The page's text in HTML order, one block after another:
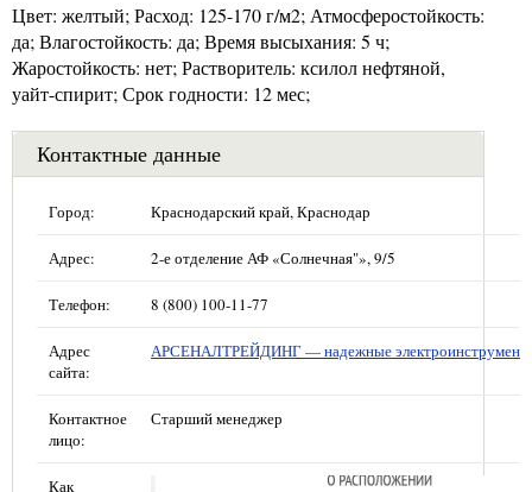
Цвет: желтый; Расход: 125-170 г/м2; Атмосферостойкость:
да; Влагостойкость: да; Время высыхания: 5 ч;
Жаростойкость: нет; Растворитель: ксилол нефтяной,
уайт-спирит; Срок годности: 12 мес;
Контактные данные
Город: Краснодарский край, Краснодар
Адрес: 2-е отделение АФ «Солнечная"», 9/5
Телефон: 8 (800) 100-11-77
Адрес
сайта:
АРСЕНАЛТРЕЙДИНГ — надежные
Контактное
лицо:
Старший менеджер
Как